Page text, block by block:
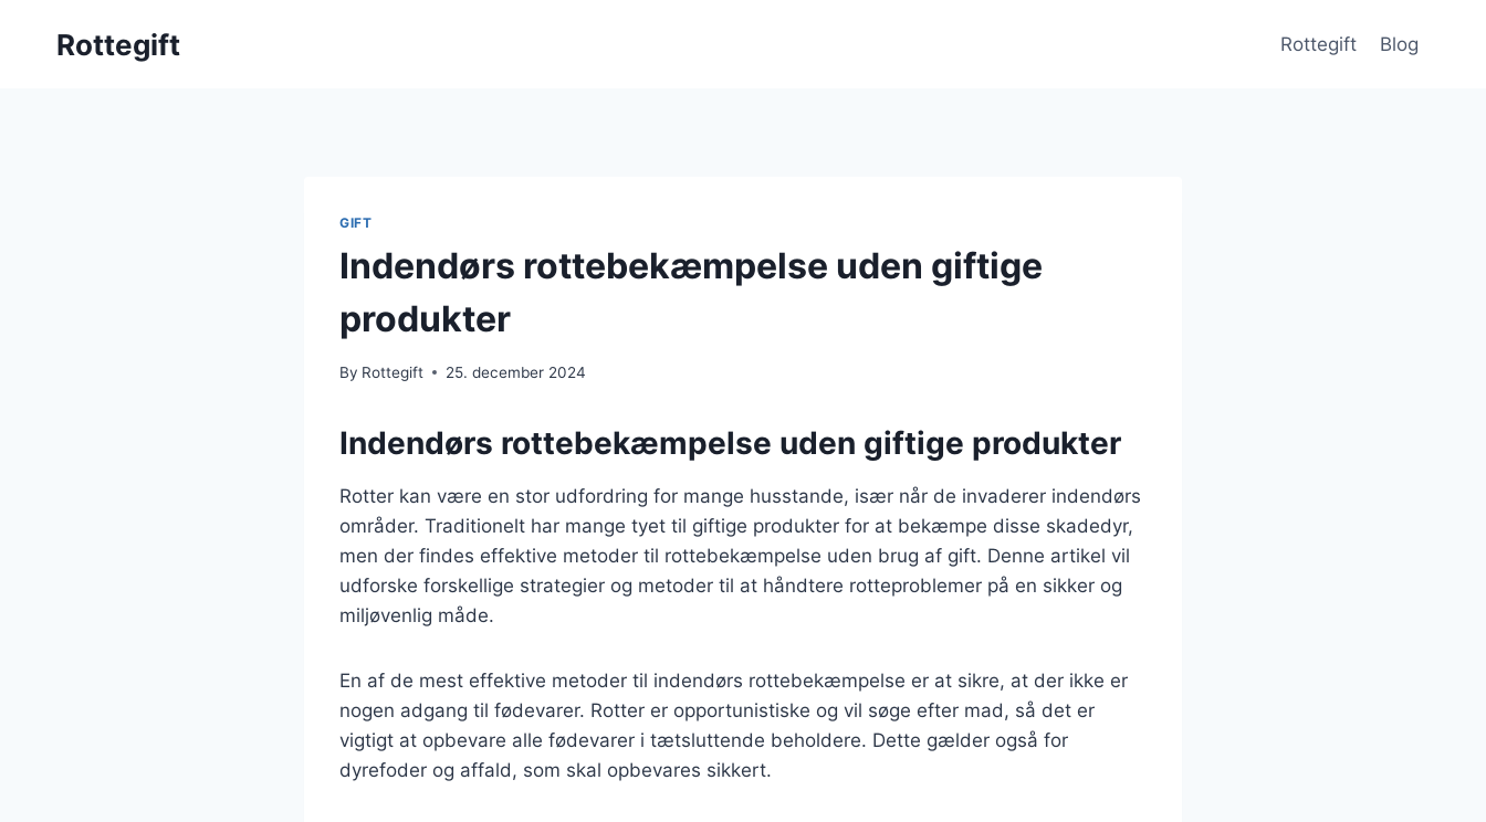
Rottegift Rottegift Blog
GIFT
Indendørs rottebekæmpelse uden giftige
produkter
By Rottegift 25. december 2024
Indendørs rottebekæmpelse uden giftige produkter
Rotter kan være en stor udfordring for mange husstande, især når de invaderer indendørs
områder. Traditionelt har mange tyet til giftige produkter for at bekæmpe disse skadedyr,
men der findes effektive metoder til rottebekæmpelse uden brug af gift. Denne artikel vil
udforske forskellige strategier og metoder til at håndtere rotteproblemer på en sikker og
miljøvenlig måde.
En af de mest effektive metoder til indendørs rottebekæmpelse er at sikre, at der ikke er
nogen adgang til fødevarer. Rotter er opportunistiske og vil søge efter mad, så det er
vigtigt at opbevare alle fødevarer i tætsluttende beholdere. Dette gælder også for
dyrefoder og affald, som skal opbevares sikkert.